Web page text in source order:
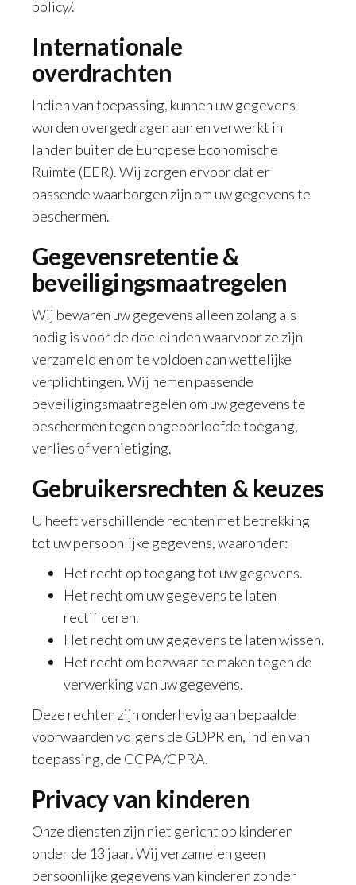
policy/.
Internationale
overdrachten
Indien van toepassing, kunnen uw gegevens
worden overgedragen aan en verwerkt in
landen buiten de Europese Economische
Ruimte (EER). Wij zorgen ervoor dat er
passende waarborgen zijn om uw gegevens te
beschermen.
Gegevensretentie &
beveiligingsmaatregelen
Wij bewaren uw gegevens alleen zolang als
nodig is voor de doeleinden waarvoor ze zijn
verzameld en om te voldoen aan wettelijke
verplichtingen. Wij nemen passende
beveiligingsmaatregelen om uw gegevens te
beschermen tegen ongeoorloofde toegang,
verlies of vernietiging.
Gebruikersrechten & keuzes
U heeft verschillende rechten met betrekking
tot uw persoonlijke gegevens, waaronder:
Het recht op toegang tot uw gegevens.
Het recht om uw gegevens te laten
rectificeren.
Het recht om uw gegevens te laten wissen.
Het recht om bezwaar te maken tegen de
verwerking van uw gegevens.
Deze rechten zijn onderhevig aan bepaalde
voorwaarden volgens de GDPR en, indien van
toepassing, de CCPA/CPRA.
Privacy van kinderen
Onze diensten zijn niet gericht op kinderen
onder de 13 jaar. Wij verzamelen geen
persoonlijke gegevens van kinderen zonder